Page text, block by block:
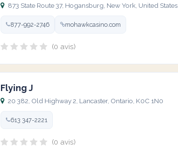
873 State Route 37, Hogansburg, New York, United States
877-992-2746 mohawkcasino.com
(0 avis)
Flying J
20 382, Old Highway 2, Lancaster, Ontario, K0C 1N0
613 347-2221
(0 avis)